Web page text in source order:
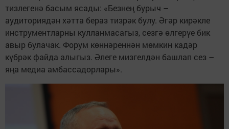
тизлегенә басым ясады: «Безнең бурыч –
аудиториядән хәтта бераз тизрәк булу. Әгәр кирәкле
инструментларны кулланмасагыз, сезгә өлгерүе бик
авыр булачак. Форум көннәреннән мөмкин кадәр
күбрәк файда алыгыз. Әлеге мизгелдән башлап сез –
яңа медиа амбассадорлары».